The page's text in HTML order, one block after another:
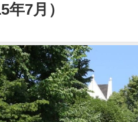
年7月）